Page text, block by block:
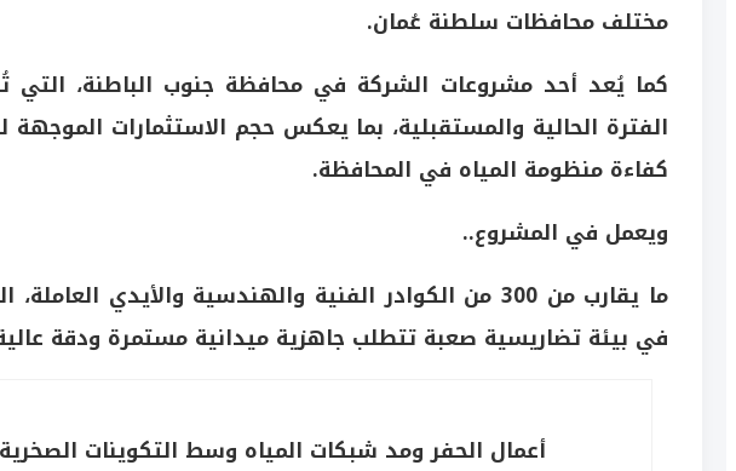
مختلف محافظات سلطنة عُمان.
كما يُعد أحد مشروعات الشركة في محافظة جنوب الباطنة،
الفترة الحالية والمستقبلية، بما يعكس حجم الاستثمارات الموجهة
كفاءة منظومة المياه في المحافظة.
ويعمل في المشروع..
ما يقارب من 300 من الكوادر الفنية والهندسية والأيدي
في بيئة تضاريسية صعبة تتطلب جاهزية ميدانية مستمرة ودقة
أعمال الحفر ومد شبكات المياه وسط التكوينات